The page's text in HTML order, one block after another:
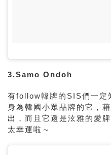
3.Samo Ondoh
有follow韓牌的 SIS們一定
身為韓國小眾品牌的它，
出，而且它還是泫雅的愛
太幸運啦～